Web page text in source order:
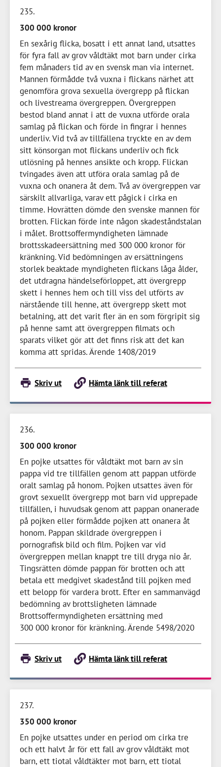
235
300 000 kronor
En sexårig flicka, bosatt i ett annat land, utsattes
för fyra fall av grov våldtäkt mot barn under cirka
fem månaders tid av en svensk man via internet.
Mannen förmådde två vuxna i flickans närhet att
genomföra grova sexuella övergrepp på flickan
och livestreama övergreppen. Övergreppen
bestod bland annat i att de vuxna utförde orala
samlag på flickan och förde in fingrar i hennes
underliv. Vid två av tillfällena tryckte en av dem
sitt könsorgan mot flickans underliv och fick
utlösning på hennes ansikte och kropp. Flickan
tvingades även att utföra orala samlag på de
vuxna och onanera åt dem. Två av övergreppen var
särskilt allvarliga, varav ett pågick i cirka en
timme. Hovrätten dömde den svenske mannen för
brotten. Flickan förde inte någon skadeståndstalan
i målet. Brottsoffermyndigheten lämnade
brottsskadeersättning med 300 000 kronor för
kränkning. Vid bedömningen av ersättningens
storlek beaktade myndigheten flickans låga ålder,
det utdragna händelseförloppet, att övergrepp
skett i hennes hem och till viss del utförts av
närstående till henne, att övergrepp skett mot
betalning, att det varit fler än en som förgripit sig
på henne samt att övergreppen filmats och
sparats vilket gör att det finns risk att det kan
komma att spridas. Ärende 1408/2019
Skriv ut Hämta länk till referat
236
300 000 kronor
En pojke utsattes för våldtäkt mot barn av sin
pappa vid tre tillfällen genom att pappan utförde
oralt samlag på honom. Pojken utsattes även för
grovt sexuellt övergrepp mot barn vid upprepade
tillfällen, i huvudsak genom att pappan onanerade
på pojken eller förmådde pojken att onanera åt
honom. Pappan skildrade övergreppen i
pornografisk bild och film. Pojken var vid
övergreppen mellan knappt tre till dryga nio år.
Tingsrätten dömde pappan för brotten och att
betala ett medgivet skadestånd till pojken med
ett belopp för vardera brott. Efter en sammanvägd
bedömning av brottsligheten lämnade
Brottsoffermyndigheten ersättning med
300 000 kronor för kränkning. Ärende 5498/2020
Skriv ut Hämta länk till referat
237
350 000 kronor
En pojke utsattes under en period om cirka tre
och ett halvt år för ett fall av grov våldtäkt mot
barn, ett tiotal våldtäkter mot barn, ett tiotal